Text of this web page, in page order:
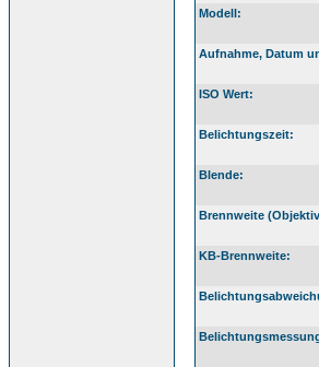
Modell:
Aufnahme, Datum
ISO Wert:
Belichtungszeit:
Blende:
Brennweite
KB-Brennweite: